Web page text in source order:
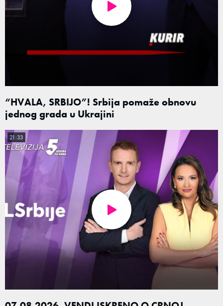
“HVALA, SRBIJO”! Srbija pomaže obnovu
jednog grada u Ukrajini
21:33